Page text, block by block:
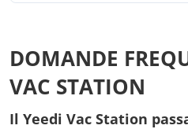
DOMANDE
VAC STATION
Il Yeedi Vac Station